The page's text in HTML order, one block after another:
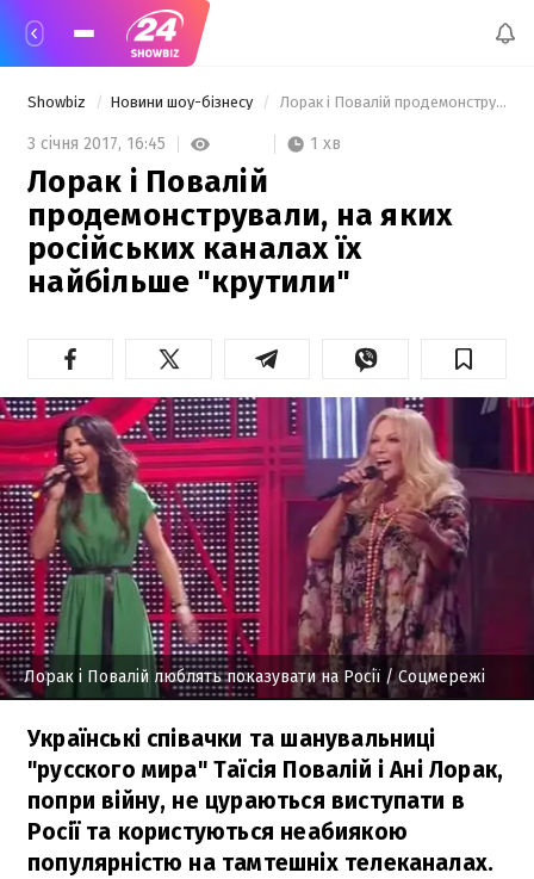
Showbiz Новини шоу-бізнесу Лорак і Повалій продемонстрували, на яких російських каналах їх найбільше "крутили"
3 січня 2017, 16:45 1 хв
Лорак і Повалій
продемонстрували, на яких
російських каналах їх
найбільше "крутили"
Лорак і Повалій люблять показувати на Росії / Соцмережі
Українські співачки та шанувальниці
"русского мира" Таїсія Повалій і Ані Лорак,
попри війну, не цураються виступати в
Росії та користуються неабиякою
популярністю на тамтешніх телеканалах.